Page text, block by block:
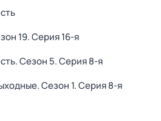
19. Серия 16-я
. Сезон 5. Серия 8-я
. Сезон 1. Серия 8-я